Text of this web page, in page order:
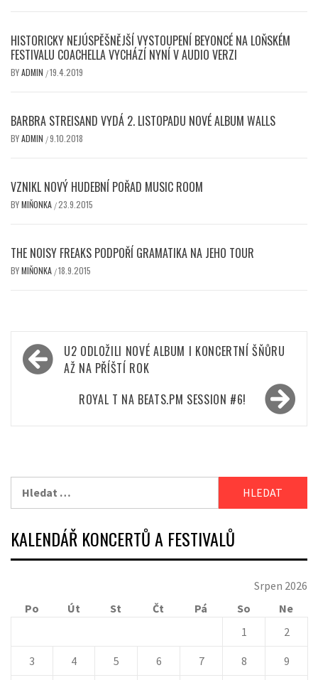
HISTORICKY NEJÚSPĚŠNĚJŠÍ VYSTOUPENÍ BEYONCÉ NA LOŇSKÉM
FESTIVALU COACHELLA VYCHÁZÍ NYNÍ V AUDIO VERZI
BYADMIN /19.4.2019
BARBRA STREISAND VYDÁ 2. LISTOPADU NOVÉ ALBUM WALLS
BYADMIN /9.10.2018
VZNIKL NOVÝ HUDEBNÍ POŘAD MUSIC ROOM
BYMIŇONKA /23.9.2015
THE NOISY FREAKS PODPOŘÍ GRAMATIKA NA JEHO TOUR
BYMIŇONKA /18.9.2015
Navigace
pro
příspěvek
U2 ODLOŽILI NOVÉ ALBUM I KONCERTNÍ ŠŇŮRU
AŽ NA PŘÍŠTÍ ROK
ROYAL T NA BEATS.PM SESSION #6!
KALENDÁŘ KONCERTŮ A FESTIVALŮ
Srpen 2026
Po
Út St Čt Pá So
Ne
1
2
3 4 5 6 7 8 9